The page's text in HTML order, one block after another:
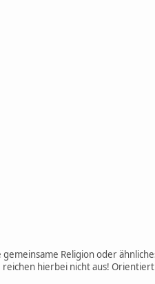
Religion oder
hierbei nicht aus! Orientiert